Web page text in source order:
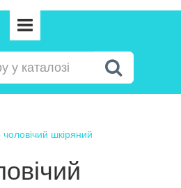
шкіряний